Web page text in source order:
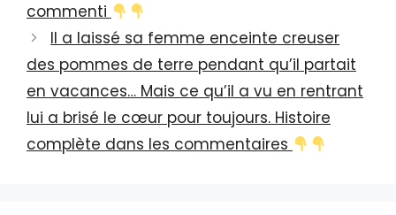
commenti
Il a laissé sa femme enceinte creuser
des pommes de terre pendant qu’il partait
en vacances… Mais ce qu’il a vu en rentrant
lui a brisé le cœur pour toujours. Histoire
complète dans les commentaires